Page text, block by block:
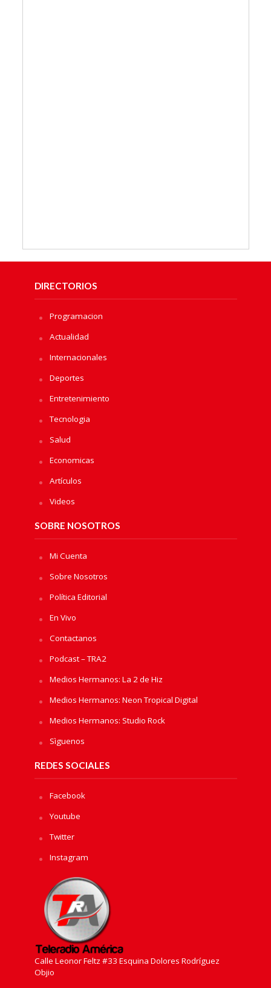
DIRECTORIOS
Programacion
Actualidad
Internacionales
Deportes
Entretenimiento
Tecnologia
Salud
Economicas
Artículos
Videos
SOBRE NOSOTROS
Mi Cuenta
Sobre Nosotros
Política Editorial
En Vivo
Contactanos
Podcast – TRA2
Medios Hermanos: La 2 de Hiz
Medios Hermanos: Neon Tropical Digital
Medios Hermanos: Studio Rock
Sìguenos
REDES SOCIALES
Facebook
Youtube
Twitter
Instagram
Calle Leonor Feltz #33 Esquina Dolores Rodríguez
Objio